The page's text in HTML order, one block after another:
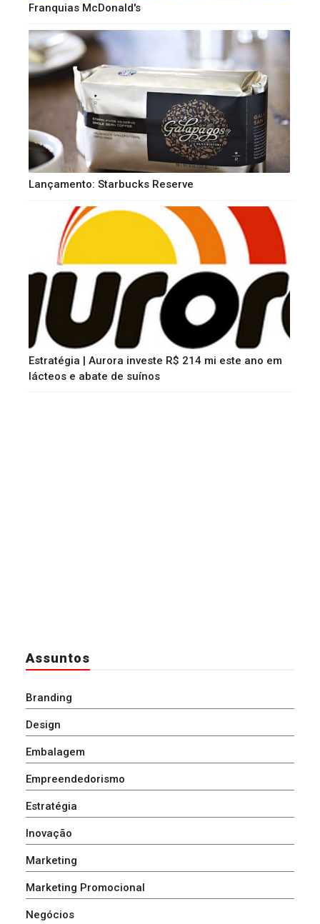
Franquias McDonald's
Lançamento: Starbucks Reserve
Estratégia | Aurora investe R$ 214 mi este ano em
lácteos e abate de suínos
Assuntos
Branding
Design
Embalagem
Empreendedorismo
Estratégia
Inovação
Marketing
Marketing Promocional
Negócios